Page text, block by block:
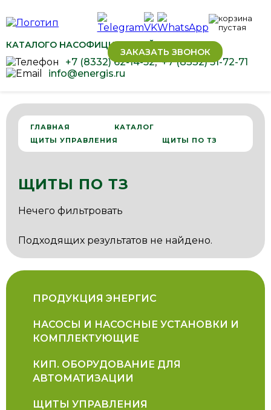
КАТАЛОГО НАСОФИЦИАЛЬНЫЙ ДИЛЕР ОВЕН
+7 (8332) 62-14-52,+7 (8332) 51-72-71
info@energis.ru
ЗАКАЗАТЬ ЗВОНОК
ПРОДУКЦИЯ ЭНЕРГИС
НАСОСЫ И НАСОСНЫЕ УСТАНОВКИ И
КОМПЛЕКТУЮЩИЕ
КИП. ОБОРУДОВАНИЕ ДЛЯ
АВТОМАТИЗАЦИИ
ЩИТЫ УПРАВЛЕНИЯ
ГЛАВНАЯ
КАТАЛОГ
ЩИТЫ УПРАВЛЕНИЯ
ЩИТЫ ПО ТЗ
ЩИТЫ ПО ТЗ
Нечего фильтровать
Подходящих результатов не найдено.